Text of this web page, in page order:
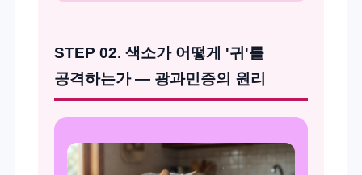
STEP 02. 색소가 어떻게 '귀'를
공격하는가 — 광과민증의 원리